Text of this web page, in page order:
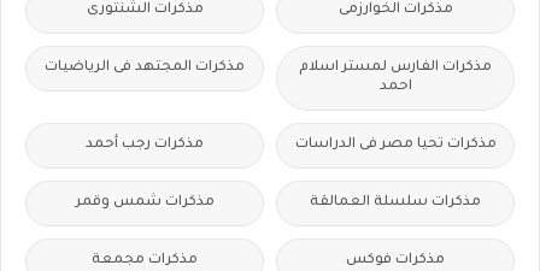
مذكرات الخوارزمى مذكرات الشنتورى
مذكرات الفارس لمستر اسلام
احمد
مذكرات المجتهد فى الرياضيات
مذكرات تحيا مصر فى الدراسات مذكرات رجب أحمد
مذكرات سلسلة العمالقة مذكرات شمس وقمر
مذكرات فوكس مذكرات مجمعة